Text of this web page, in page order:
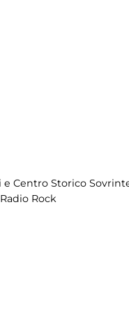
Centro Storico
Rock